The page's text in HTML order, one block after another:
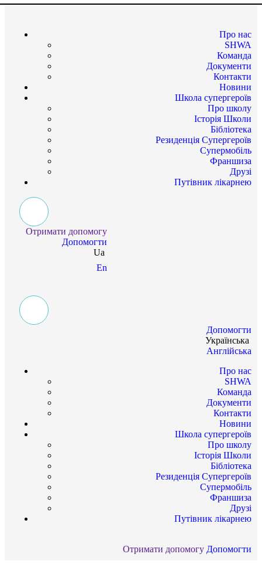
Про нас
SHWA
Команда
Документи
Контакти
Новини
Школа супергероїв
Про школу
Історія Школи
Бібліотека
Резиденція Супергероїв
Супермобіль
Франшиза
Друзі
Путівник лікарнею
Отримати допомогу
Допомогти
Ua
En
Допомогти
Українська
Англійська
Про нас
SHWA
Команда
Документи
Контакти
Новини
Школа супергероїв
Про школу
Історія Школи
Бібліотека
Резиденція Супергероїв
Супермобіль
Франшиза
Друзі
Путівник лікарнею
Отримати допомогу Допомогти